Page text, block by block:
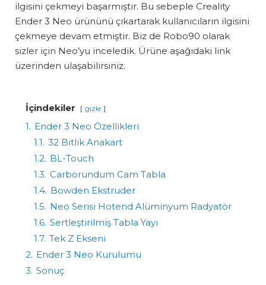
ilgisini çekmeyi başarmıştır. Bu sebeple Creality
Ender 3 Neo ürününü çıkartarak kullanıcıların ilgisini
çekmeye devam etmiştir. Biz de Robo90 olarak
sizler için Neo’yu inceledik. Ürüne aşağıdaki link
üzerinden ulaşabilirsiniz.
İçindekiler gizle
1. Ender 3 Neo Özellikleri
1.1. 32 Bitlik Anakart
1.2. BL-Touch
1.3. Carborundum Cam Tabla
1.4. Bowden Ekstruder
1.5. Neo Serisi Hotend Alüminyum Radyatör
1.6. Sertleştirilmiş Tabla Yayı
1.7. Tek Z Ekseni
2. Ender 3 Neo Kurulumu
3. Sonuç